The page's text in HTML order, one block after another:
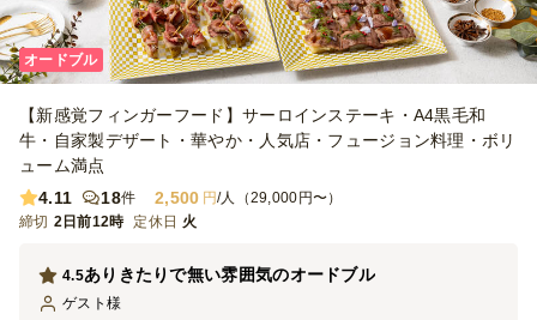
オードブル
【新感覚フィンガーフード】サーロインステーキ・A4黒毛和
牛・自家製デザート・華やか・人気店・フュージョン料理・ボリ
ューム満点
4.11
18件 2,500 円/人（29,000円〜）
締切 2日前12時 定休日 火
ありきたりで無い雰囲気のオードブル
4.5
ゲスト 様